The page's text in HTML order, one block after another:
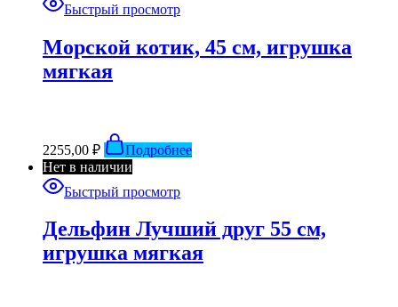
Быстрый просмотр
Морской котик, 45 см, игрушка
мягкая
2255,00 ₽
Подробнее
Нет в наличии
Быстрый просмотр
Дельфин Лучший друг 55 см,
игрушка мягкая